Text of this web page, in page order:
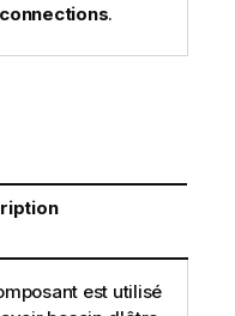
connections.
est utilisé